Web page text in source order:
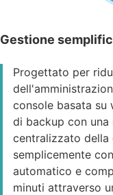
Gestione
Progettato per
console basata
di backup con
centralizzato della
semplicemente
automatico e
minuti attraverso